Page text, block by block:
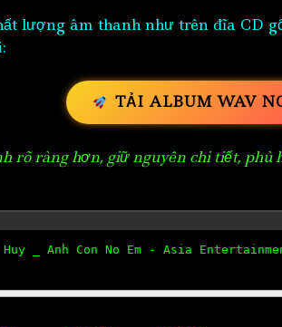
lượng âm thanh như trên đĩa CD
TẢI ALBUM WAV
rõ ràng hơn, giữ nguyên chi tiết, phù
_ Anh Con No Em - Asia